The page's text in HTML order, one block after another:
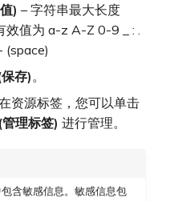
) – 字符串最大长度
值为 a-z A-Z 0-9 _ : .
(space)
存) 。
资源标签，您可以单击
理标签) 进行管理。
含敏感信息。敏感信息包